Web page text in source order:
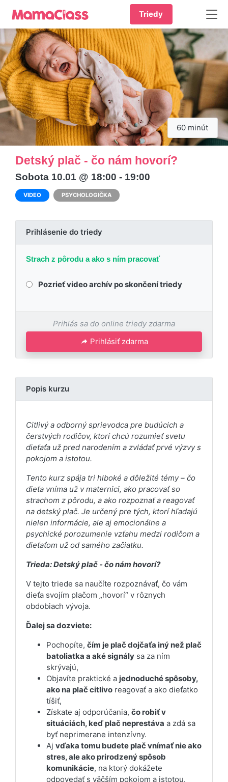
Triedy
60 minút
Detský plač - čo nám hovorí?
Sobota 10.01 @ 18:00 - 19:00
VIDEO PSYCHOLOGIČKA
Prihlásenie do triedy
Strach z pôrodu a ako s ním pracovať
Pozrieť video archív po skončení triedy
Prihlás sa do online triedy zdarma
Prihlásiť zdarma
Popis kurzu
Citlivý a odborný sprievodca pre budúcich a
čerstvých rodičov, ktorí chcú rozumieť svetu
dieťaťa už pred narodením a zvládať prvé výzvy s
pokojom a istotou.
Tento kurz spája tri hlboké a dôležité témy – čo
dieťa vníma už v maternici, ako pracovať so
strachom z pôrodu, a ako rozpoznať a reagovať
na detský plač. Je určený pre tých, ktorí hľadajú
nielen informácie, ale aj emocionálne a
psychické porozumenie vzťahu medzi rodičom a
dieťaťom už od samého začiatku.
Trieda: Detský plač - čo nám hovorí?
V tejto triede sa naučíte rozpoznávať, čo vám
dieťa svojím plačom „hovorí“ v rôznych
obdobiach vývoja.
Ďalej sa dozviete:
Pochopíte, čím je plač dojčaťa iný než plač
batoliatka a aké signály sa za ním
skrývajú,
Objavíte praktické a jednoduché spôsoby,
ako na plač citlivo reagovať a ako dieťatko
tíšiť,
Získate aj odporúčania, čo robiť v
situáciách, keď plač neprestáva a zdá sa
byť neprimerane intenzívny.
Aj vďaka tomu budete plač vnímať nie ako
stres, ale ako prirodzený spôsob
komunikácie, na ktorý dokážete
odpovedať s väčším pokojom a istotou.